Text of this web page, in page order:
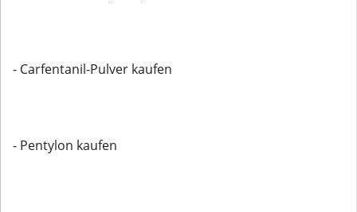
- Carfentanil-Pulver kaufen
- Pentylon kaufen